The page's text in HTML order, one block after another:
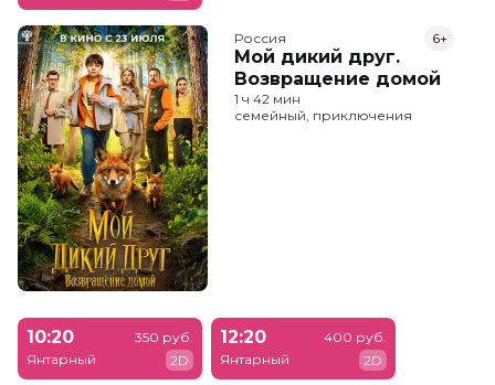
Россия
Мой дикий друг.
Возвращение домой
6+
1 ч 42 мин
семейный, приключения
10:20
Янтарный
350 руб.
2D
12:20
Янтарный
400 руб.
2D